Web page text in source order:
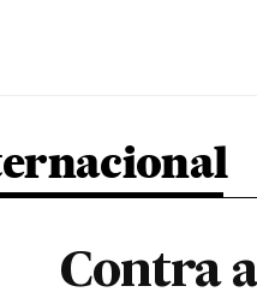
Contra